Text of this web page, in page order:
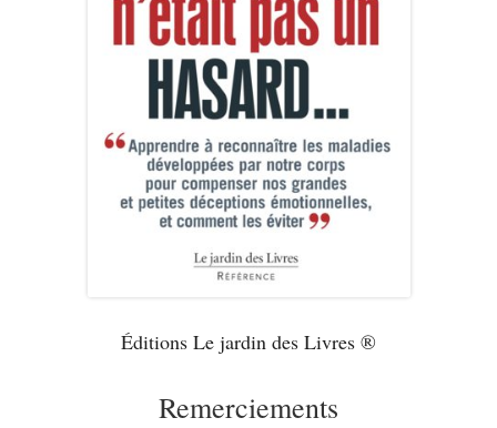
Éditions Le jardin des Livres ®
Remerciements